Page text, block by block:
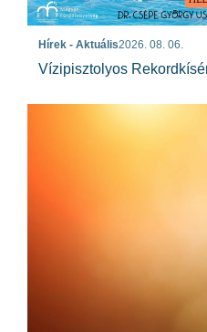
Hírek - Aktuális2026. 08. 06.
Vízipisztolyos